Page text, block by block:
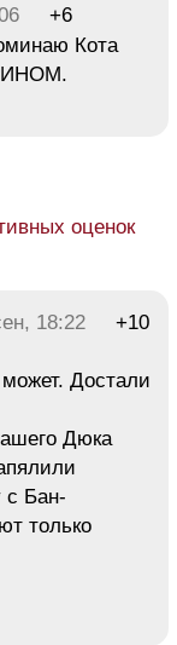
+6
Кота
оценок
18:22 +10
Достали
Дюка
с Бан-
только